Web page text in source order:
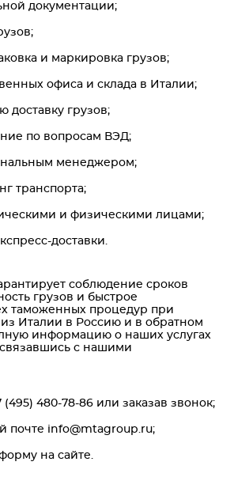
документации;
и маркировка грузов;
офиса и склада в Италии;
доставку грузов;
по вопросам ВЭД;
менеджером;
транспорта;
и физическими лицами;
доставки.
соблюдение сроков
грузов и быстрое
таможенных процедур при
из Италии в Россию и в обратном
информацию о наших услугах
с нашими
(495) 480-78-86 или заказав звонок;
почте info@mtagroup.ru;
на сайте.